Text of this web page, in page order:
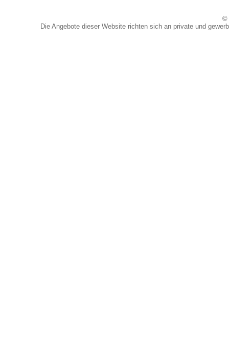
©
Die Angebote dieser Website richten sich an private und